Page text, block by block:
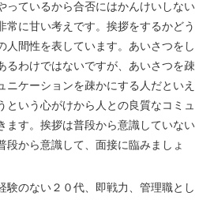
っているから合否にはかんけいしない
常に甘い考えです。挨拶をするかどう
人間性を表しています。あいさつをし
るわけではないですが、あいさつを疎
ニケーションを疎かにする人だといえ
という心がけから人との良質なコミュ
ます。挨拶は普段から意識していない
段から意識して、面接に臨みましょ
験のない２０代、即戦力、管理職とし